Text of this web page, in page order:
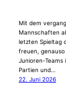
Mit dem
Mannschaften
letzten Spieltag
freuen, genauso
Junioren-Teams
Partien und…
22. Juni 2026